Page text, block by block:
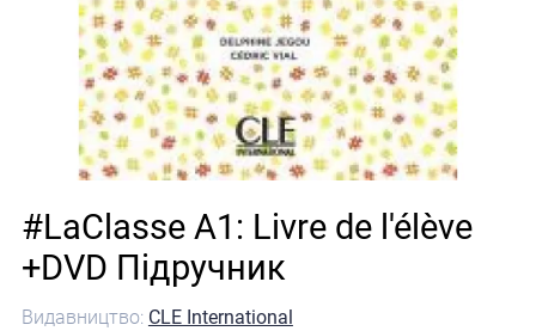
Видавництво: CLE International
#LaClasse A1: Livre de l'élève
+DVD Підручник